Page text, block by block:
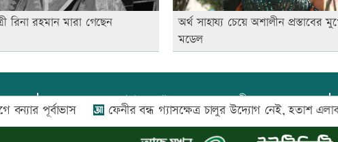
রিনা রহমান মারা গেছেন
অর্থ সাহায্য চেয়ে অশালীন প্রস্তাবের
মডেল
প্রধান সম্পাদক:আফজাল বারী
প্রোমিতা আফরিন কর্তৃক সম্পাদিত ও প্রকাশিত
সি-৫০১, ৬ষ্ঠতলা, আল রাজী কমপ্লেক্স, ১৬৬-১৬৭
ফেনীর বন্ধ গ্যাসক্ষেত্র চালুর উদ্যোগ নেই, হতাশ এলাকাবাসী